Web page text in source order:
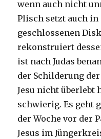
wenn auch nicht
Plisch setzt auch
geschlossenen
rekonstruiert
ist nach Judas
der Schilderung
Jesu nicht überlebt
schwierig. Es geht
der Woche vor der
Jesus im